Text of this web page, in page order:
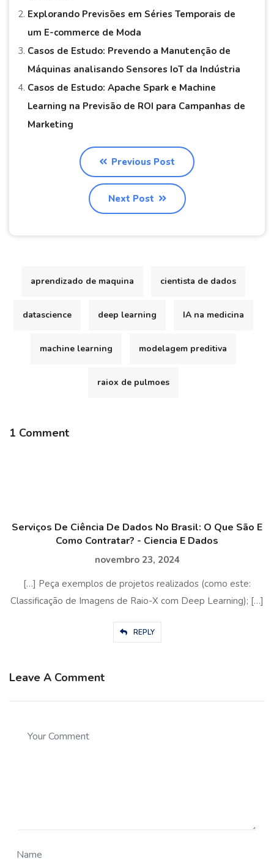
Explorando Previsões em Séries Temporais de
um E-commerce de Moda
Casos de Estudo: Prevendo a Manutenção de
Máquinas analisando Sensores IoT da Indústria
Casos de Estudo: Apache Spark e Machine
Learning na Previsão de ROI para Campanhas de
Marketing
Previous Post
Next Post
aprendizado de maquina cientista de dados
datascience deep learning IA na medicina
machine learning modelagem preditiva
raiox de pulmoes
1 Comment
Serviços De Ciência De Dados No Brasil: O Que São E
Como Contratar? - Ciencia E Dados
novembro 23, 2024
[…] Peça exemplos de projetos realizados (como este:
Classificação de Imagens de Raio-X com Deep Learning); […]
REPLY
Leave A Comment